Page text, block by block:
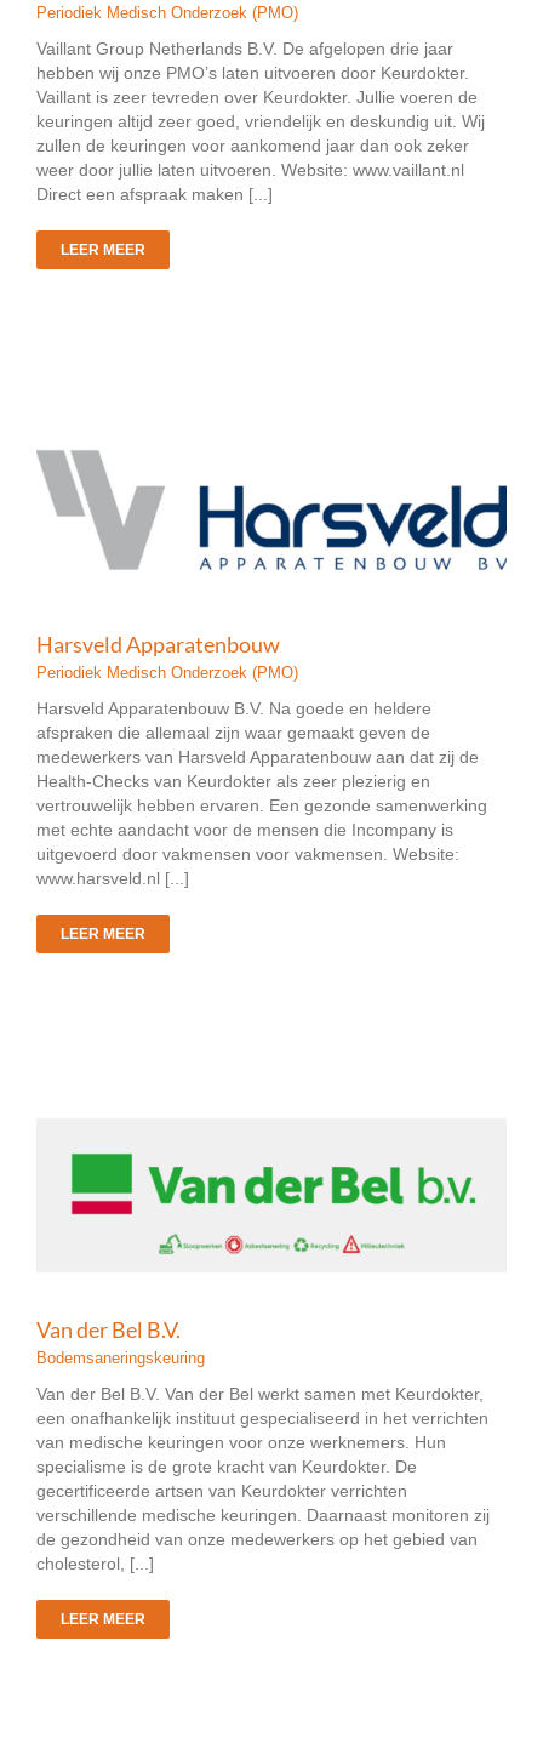
Periodiek Medisch Onderzoek (PMO)
Vaillant Group Netherlands B.V. De afgelopen drie jaar
hebben wij onze PMO’s laten uitvoeren door Keurdokter.
Vaillant is zeer tevreden over Keurdokter. Jullie voeren de
keuringen altijd zeer goed, vriendelijk en deskundig uit. Wij
zullen de keuringen voor aankomend jaar dan ook zeker
weer door jullie laten uitvoeren. Website: www.vaillant.nl
Direct een afspraak maken [...]
LEER MEER
Harsveld Apparatenbouw
Periodiek Medisch Onderzoek (PMO)
Harsveld Apparatenbouw B.V. Na goede en heldere
afspraken die allemaal zijn waar gemaakt geven de
medewerkers van Harsveld Apparatenbouw aan dat zij de
Health-Checks van Keurdokter als zeer plezierig en
vertrouwelijk hebben ervaren. Een gezonde samenwerking
met echte aandacht voor de mensen die Incompany is
uitgevoerd door vakmensen voor vakmensen. Website:
www.harsveld.nl [...]
LEER MEER
Van der Bel B.V.
Bodemsaneringskeuring
Van der Bel B.V. Van der Bel werkt samen met Keurdokter,
een onafhankelijk instituut gespecialiseerd in het verrichten
van medische keuringen voor onze werknemers. Hun
specialisme is de grote kracht van Keurdokter. De
gecertificeerde artsen van Keurdokter verrichten
verschillende medische keuringen. Daarnaast monitoren zij
de gezondheid van onze medewerkers op het gebied van
cholesterol, [...]
LEER MEER